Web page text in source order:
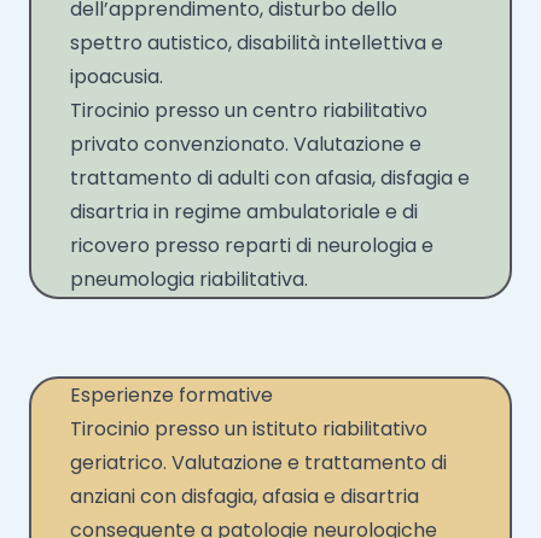
dell’apprendimento, disturbo dello
spettro autistico, disabilità intellettiva e
ipoacusia.
Tirocinio presso un centro riabilitativo
privato convenzionato. Valutazione e
trattamento di adulti con afasia, disfagia e
disartria in regime ambulatoriale e di
ricovero presso reparti di neurologia e
pneumologia riabilitativa.
Esperienze formative
Tirocinio presso un istituto riabilitativo
geriatrico. Valutazione e trattamento di
anziani con disfagia, afasia e disartria
conseguente a patologie neurologiche